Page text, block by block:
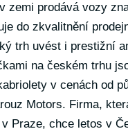
zemi prodává vozy
do zkvalitnění
trh uvést i prestižní
na českém trhu
v cenách od
Motors. Firma,
Praze, chce letos v